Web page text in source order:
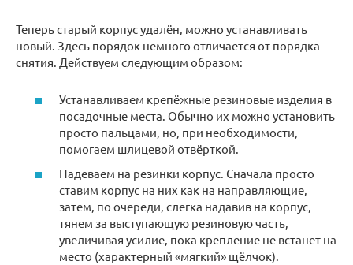
Теперь старый корпус удалён, можно устанавливать
новый. Здесь порядок немного отличается от порядка
снятия. Действуем следующим образом:
Устанавливаем крепёжные резиновые изделия в
посадочные места. Обычно их можно установить
просто пальцами, но, при необходимости,
помогаем шлицевой отвёрткой.
Надеваем на резинки корпус. Сначала просто
ставим корпус на них как на направляющие,
затем, по очереди, слегка надавив на корпус,
тянем за выступающую резиновую часть,
увеличивая усилие, пока крепление не встанет на
место (характерный «мягкий» щёлчок).